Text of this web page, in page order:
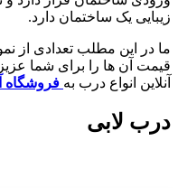
زیبایی یک ساختمان دارد.
ما در این مطلب تعدادی از
قیمت آن ها را برای شما
آنلاین انواع درب به فروشگاه
درب لابی